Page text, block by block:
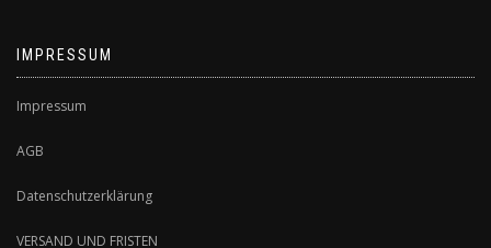
IMPRESSUM
Impressum
AGB
Datenschutzerklärung
VERSAND UND FRISTEN